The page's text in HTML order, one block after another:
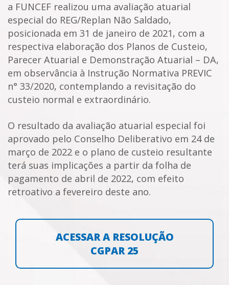
a FUNCEF realizou uma avaliação atuarial
especial do REG/Replan Não Saldado,
posicionada em 31 de janeiro de 2021, com a
respectiva elaboração dos Planos de Custeio,
Parecer Atuarial e Demonstração Atuarial – DA,
em observância à Instrução Normativa PREVIC
n° 33/2020, contemplando a revisitação do
custeio normal e extraordinário.
O resultado da avaliação atuarial especial foi
aprovado pelo Conselho Deliberativo em 24 de
março de 2022 e o plano de custeio resultante
terá suas implicações a partir da folha de
pagamento de abril de 2022, com efeito
retroativo a fevereiro deste ano.
ACESSAR A RESOLUÇÃO
CGPAR 25